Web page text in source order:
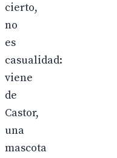
cierto,
no
es
casualidad:
viene
de
Castor,
una
mascota